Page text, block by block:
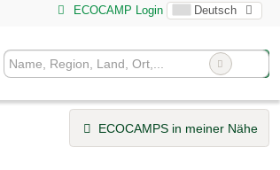
ECOCAMP Login Deutsch
ECOCAMPS in meiner Nähe